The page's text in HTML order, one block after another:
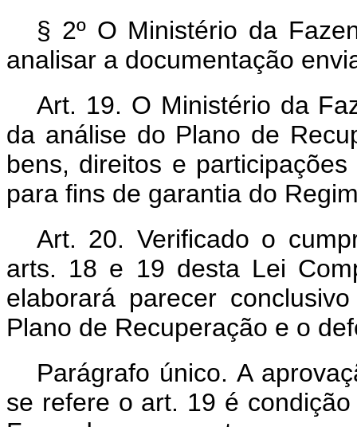
§ 2º O Ministério da
analisar a documentação
Art. 19. O Ministério da
da análise do Plano de
bens, direitos e
para fins de garantia do
Art. 20. Verificado o
arts. 18 e 19 desta Lei
elaborará parecer
Plano de Recuperação e o
Parágrafo único. A
se refere o art. 19 é